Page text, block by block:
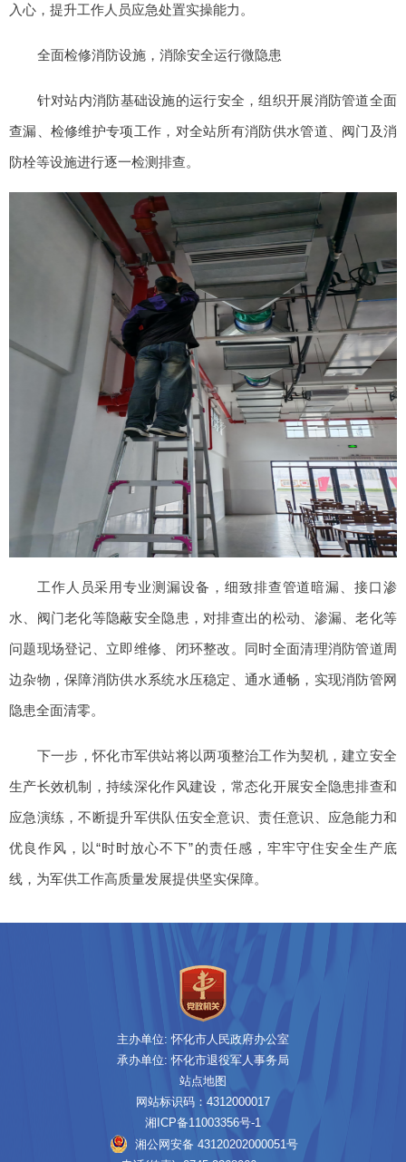
入心，提升工作人员应急处置实操能力。
全面检修消防设施，消除安全运行微隐患
针对站内消防基础设施的运行安全，组织开展消防管道全面
查漏、检修维护专项工作，对全站所有消防供水管道、阀门及消
防栓等设施进行逐一检测排查。
工作人员采用专业测漏设备，细致排查管道暗漏、接口渗
水、阀门老化等隐蔽安全隐患，对排查出的松动、渗漏、老化等
问题现场登记、立即维修、闭环整改。同时全面清理消防管道周
边杂物，保障消防供水系统水压稳定、通水通畅，实现消防管网
隐患全面清零。
下一步，怀化市军供站将以两项整治工作为契机，建立安全
生产长效机制，持续深化作风建设，常态化开展安全隐患排查和
应急演练，不断提升军供队伍安全意识、责任意识、应急能力和
优良作风，以“时时放心不下”的责任感，牢牢守住安全生产底
线，为军供工作高质量发展提供坚实保障。
主办单位: 怀化市人民政府办公室
承办单位: 怀化市退役军人事务局
站点地图
网站标识码：4312000017
湘ICP备11003356号-1
湘公网安备 43120202000051号